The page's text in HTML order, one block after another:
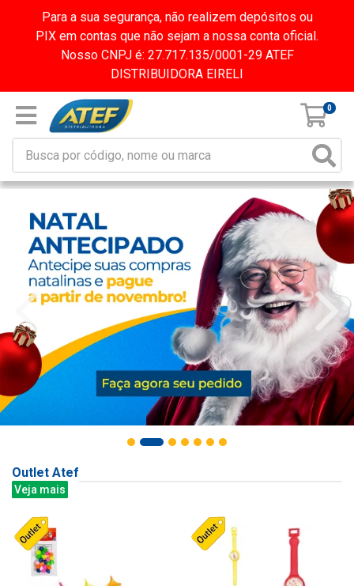
Para a sua segurança, não realizem depósitos ou
PIX em contas que não sejam a nossa conta oficial.
Nosso CNPJ é: 27.717.135/0001-29 ATEF
DISTRIBUIDORA EIRELI
0
Outlet Atef
Veja mais